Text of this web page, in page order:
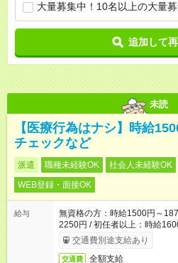
大量募集中！10名以上の大量
追加して
未読
【医療行為はナシ】時給
チェックなど
派遣 職種未経験OK 社会人未経験OK
WEB登録・面接OK
給与
無資格の方：時給1500円～
2250円 / 初任者以上：時給
交通費別途支給あり
交通費 全額支給